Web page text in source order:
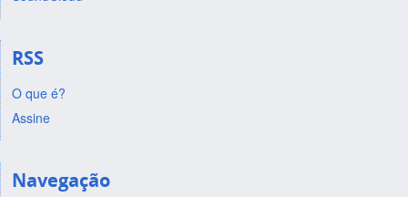
RSS
O que é?
Assine
Navegação